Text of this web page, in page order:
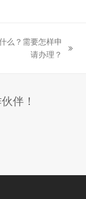
么？需要怎样申
请办理？
伴！